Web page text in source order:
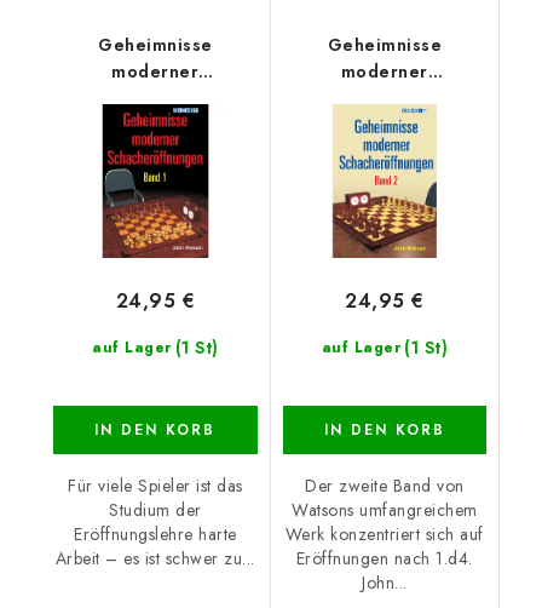
Geheimnisse
moderner
Schacheröffnungen
Band 1
auf Lager (1 St)
24,95 €
IN DEN KORB
Für viele Spieler ist das
Studium der
Eröffnungslehre harte
Arbeit – es ist schwer zu...
Geheimnisse
moderner
Schacheröffnungen
Band 2
auf Lager (1 St)
24,95 €
IN DEN KORB
Der zweite Band von
Watsons umfangreichem
Werk konzentriert sich auf
Eröffnungen nach 1.d4.
John...